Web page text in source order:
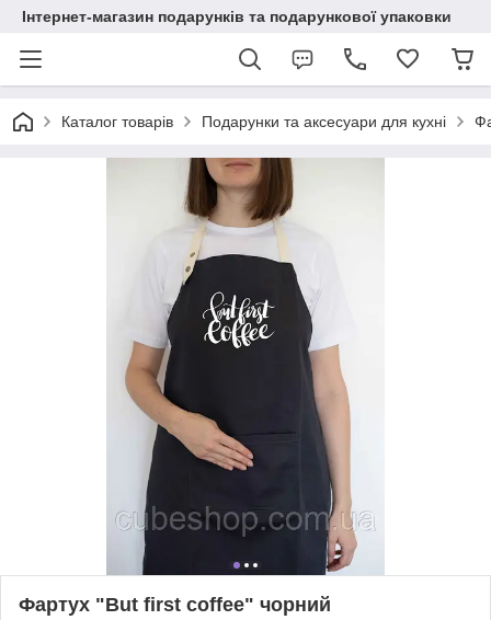
Інтернет-магазин подарунків та подарункової упаковки
Каталог товарів Подарунки та аксесуари для кухні
Фартух "But first coffee" чорний